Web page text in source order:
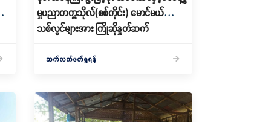
မှုပညာတက္ကသိုလ်(စစ်ကိုင်း) မောင်မယ်
သစ်လွင်များအား ကြိုဆိုနှုတ်ဆက်
ဆက်လက်ဖတ်ရှုရန်